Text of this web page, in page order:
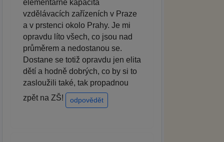
elementárně kapacita
vzdělávacích zařízeních v Praze
a v prstenci okolo Prahy. Je mi
opravdu líto všech, co jsou nad
průměrem a nedostanou se.
Dostane se totiž opravdu jen elita
dětí a hodně dobrých, co by si to
zasloužili také, tak propadnou
zpět na ZŠ!
odpovědět